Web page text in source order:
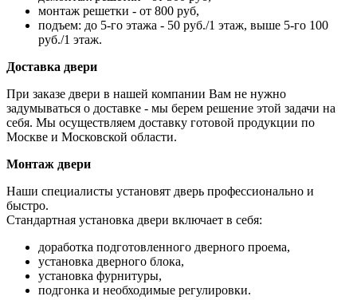
монтаж решетки - от 800 руб,
подъем: до 5-го этажа - 50 руб./1 этаж, выше 5-го 100
руб./1 этаж.
Доставка двери
При заказе двери в нашей компании Вам не нужно
задумываться о доставке - мы берем решение этой задачи на
себя. Мы осуществляем доставку готовой продукции по
Москве и Московской области.
Монтаж двери
Наши специалисты установят дверь профессионально и
быстро.
Стандартная установка двери включает в себя:
доработка подготовленного дверного проема,
установка дверного блока,
установка фурнитуры,
подгонка и необходимые регулировки.